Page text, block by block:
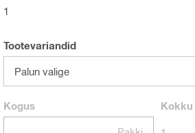
1
Tootevariandid
Palun valige
Kogus Kokku